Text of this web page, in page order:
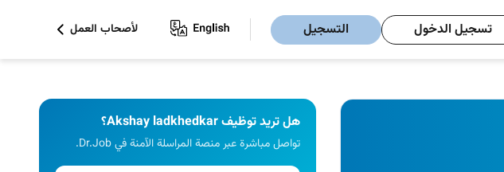
تسجيل الدخول التسجيل لأصحاب العمل
هل تريد توظيف Akshay ladkhedkar؟
تواصل مباشرة عبر منصة المراسلة الآمنة في Dr.Job.